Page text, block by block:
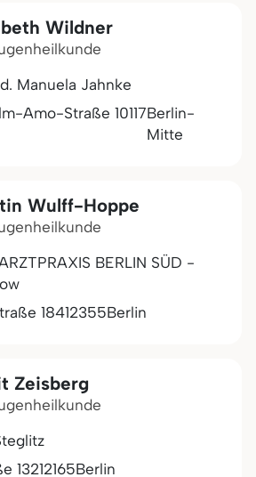
Wildner
Manuela Jahnke
Amo-Straße 10117Berlin-
Mitte
Wulff-Hoppe
BERLIN SÜD -
18412355Berlin
Zeisberg
13212165Berlin